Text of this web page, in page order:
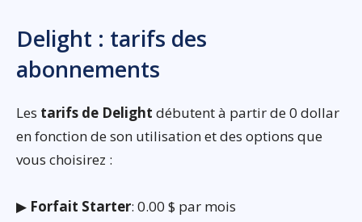
Delight : tarifs des
abonnements
Les tarifs de Delight débutent à partir de 0 dollar
en fonction de son utilisation et des options que
vous choisirez :
▶ Forfait Starter: 0.00 $ par mois